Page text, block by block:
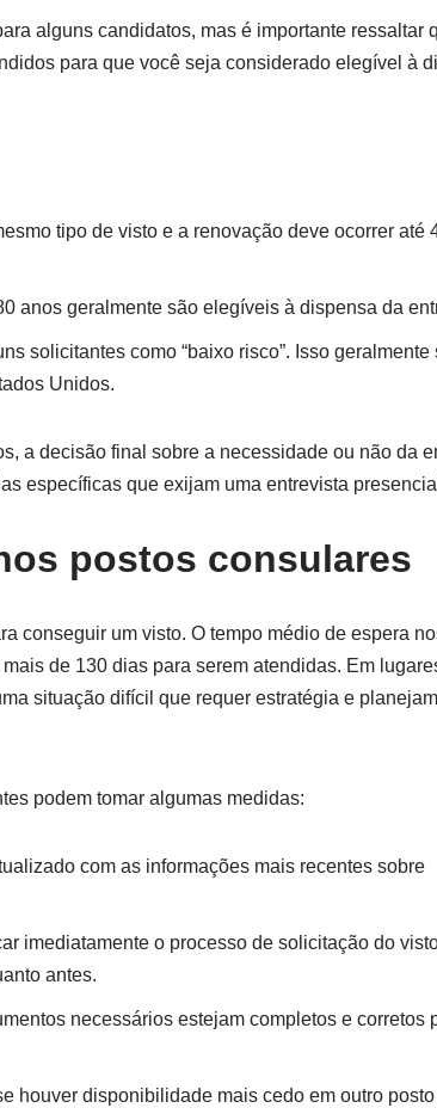
alguns candidatos, mas é importante ressaltar
para que você seja considerado elegível à
tipo de visto e a renovação deve ocorrer até
anos geralmente são elegíveis à dispensa da
solicitantes como “baixo risco”. Isso geralmente
Unidos.
a decisão final sobre a necessidade ou não da
específicas que exijam uma entrevista
postos consulares
conseguir um visto. O tempo médio de espera
de 130 dias para serem atendidas. Em
situação difícil que requer estratégia e
podem tomar algumas medidas:
com as informações mais recentes sobre
imediatamente o processo de solicitação do
antes.
necessários estejam completos e corretos
houver disponibilidade mais cedo em outro